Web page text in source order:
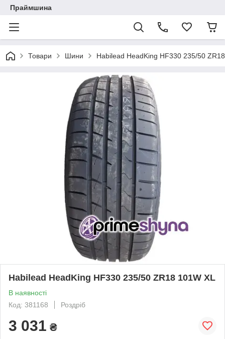
Праймшина
Товари Шини Habilead HeadKing HF330 235/50
Habilead HeadKing HF330 235/50 ZR18 101W XL
В наявності
Код: 381168
Роздріб
3 031 ₴